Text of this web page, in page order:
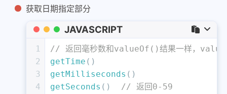
获取日期指定部分
JAVASCRIPT
1
2
3
4
// 返回毫秒数和valueOf()结果一样，
getTime
getMilliseconds ()
getSeconds () // 返回0-59